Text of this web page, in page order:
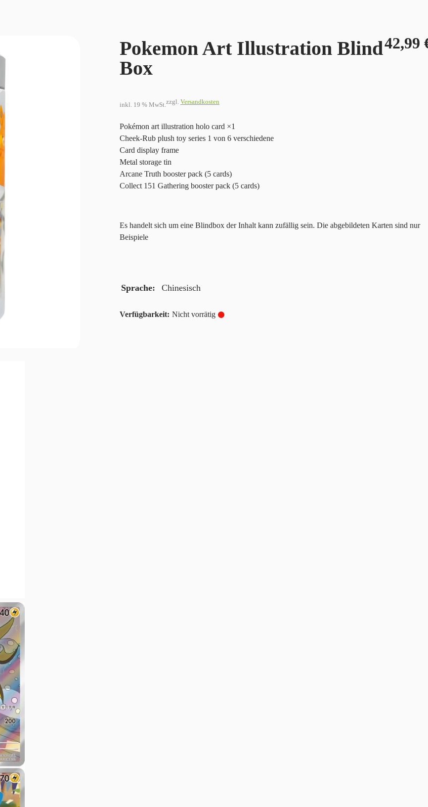
Pokemon Art Illustration Blind
Box
42,99
inkl. 19 % MwSt.zzgl. Versandkosten
Pokémon art illustration holo card ×1
Cheek-Rub plush toy series 1 von 6 verschiedene
Card display frame
Metal storage tin
Arcane Truth booster pack (5 cards)
Collect 151 Gathering booster pack (5 cards)
Es handelt sich um eine Blindbox der Inhalt kann zufällig sein. Die abgebildeten Karten sind nur
Beispiele
Sprache Chinesisch
Nicht vorrätig